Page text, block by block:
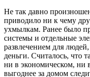
Не так давно
приводило ни к чему
ухмылкам. Ранее было
системы и отдельные
развлечением для
деньги. Считалось, что
ни в экономическом, ни
выгоднее за домом